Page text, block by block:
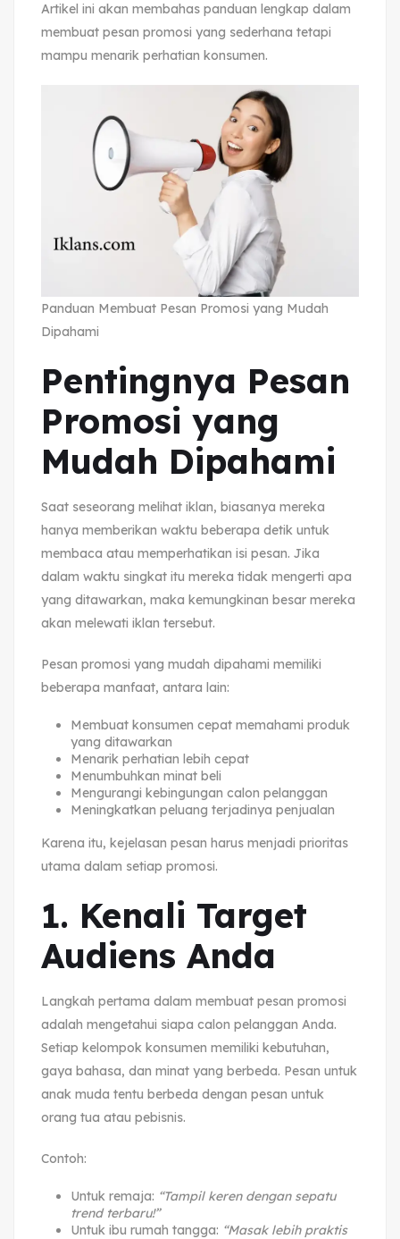
Artikel ini akan membahas panduan lengkap dalam
membuat pesan promosi yang sederhana tetapi
mampu menarik perhatian konsumen.
Panduan Membuat Pesan Promosi yang Mudah
Dipahami
Pentingnya Pesan
Promosi yang
Mudah Dipahami
Saat seseorang melihat iklan, biasanya mereka
hanya memberikan waktu beberapa detik untuk
membaca atau memperhatikan isi pesan. Jika
dalam waktu singkat itu mereka tidak mengerti apa
yang ditawarkan, maka kemungkinan besar mereka
akan melewati iklan tersebut.
Pesan promosi yang mudah dipahami memiliki
beberapa manfaat, antara lain:
Membuat konsumen cepat memahami produk
yang ditawarkan
Menarik perhatian lebih cepat
Menumbuhkan minat beli
Mengurangi kebingungan calon pelanggan
Meningkatkan peluang terjadinya penjualan
Karena itu, kejelasan pesan harus menjadi prioritas
utama dalam setiap promosi.
1. Kenali Target
Audiens Anda
Langkah pertama dalam membuat pesan promosi
adalah mengetahui siapa calon pelanggan Anda.
Setiap kelompok konsumen memiliki kebutuhan,
gaya bahasa, dan minat yang berbeda. Pesan untuk
anak muda tentu berbeda dengan pesan untuk
orang tua atau pebisnis.
Contoh:
Untuk remaja: “Tampil keren dengan sepatu
trend terbaru!”
Untuk ibu rumah tangga: “Masak lebih praktis